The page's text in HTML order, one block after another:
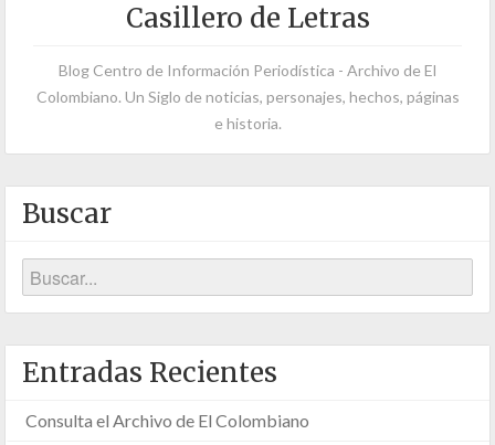
Casillero de Letras
Blog Centro de Información Periodística - Archivo de El
Colombiano. Un Siglo de noticias, personajes, hechos, páginas
e historia.
Buscar
Entradas Recientes
Consulta el Archivo de El Colombiano